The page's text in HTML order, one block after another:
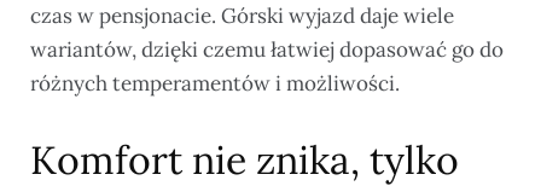
czas w pensjonacie. Górski wyjazd daje wiele
wariantów, dzięki czemu łatwiej dopasować go do
różnych temperamentów i możliwości.
Komfort nie znika, tylko